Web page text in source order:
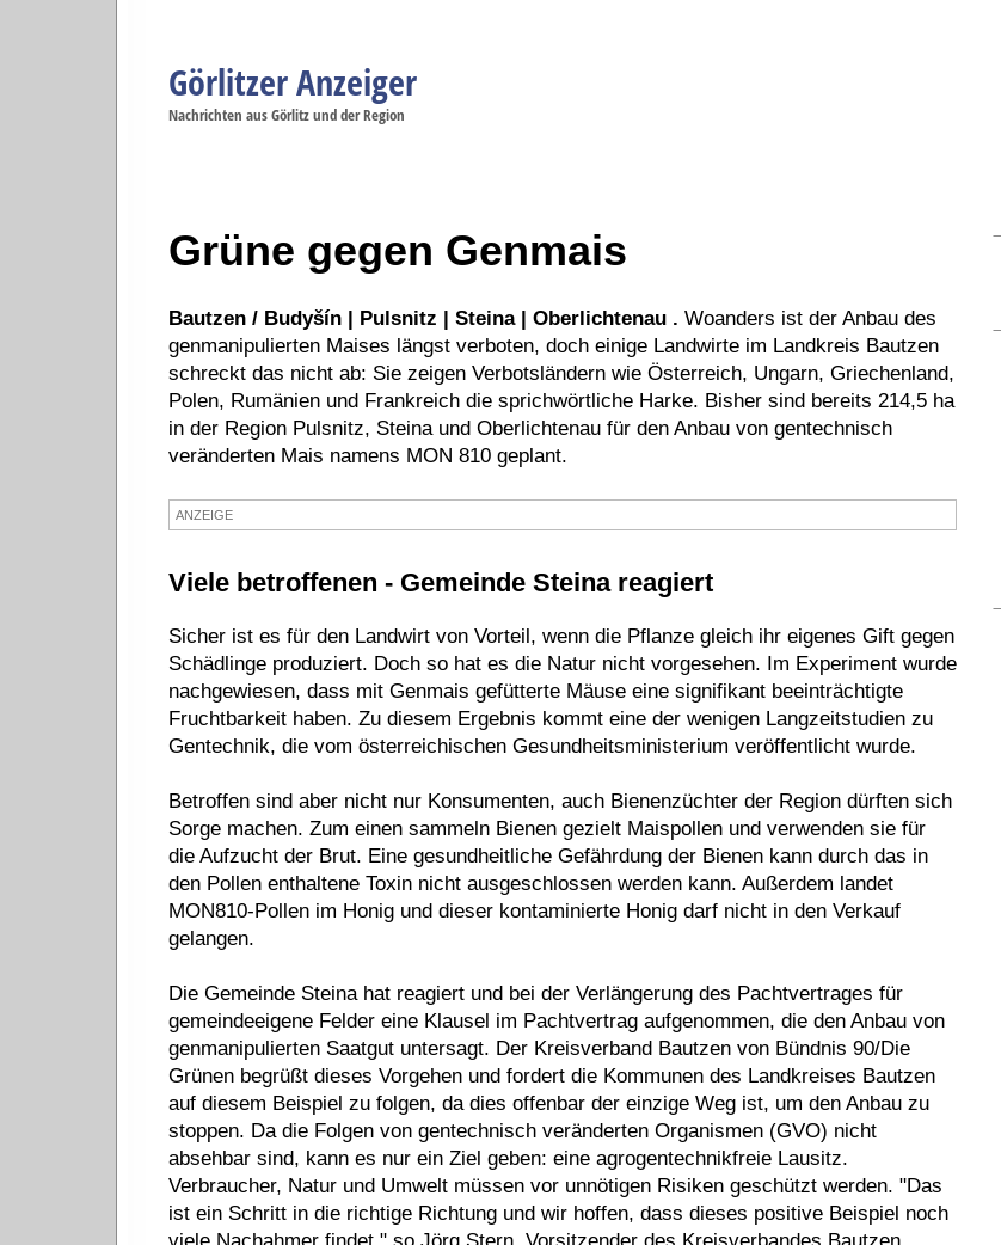
Görlitzer Anzeiger
Nachrichten aus Görlitz und der Region
Grüne gegen Genmais
Bautzen / Budyšín | Pulsnitz | Steina | Oberlichtenau . Woanders ist der Anbau des
genmanipulierten Maises längst verboten, doch einige Landwirte im Landkreis Bautzen
schreckt das nicht ab: Sie zeigen Verbotsländern wie Österreich, Ungarn, Griechenland,
Polen, Rumänien und Frankreich die sprichwörtliche Harke. Bisher sind bereits 214,5 ha
in der Region Pulsnitz, Steina und Oberlichtenau für den Anbau von gentechnisch
veränderten Mais namens MON 810 geplant.
ANZEIGE
Viele betroffenen - Gemeinde Steina reagiert
Sicher ist es für den Landwirt von Vorteil, wenn die Pflanze gleich ihr eigenes Gift gegen
Schädlinge produziert. Doch so hat es die Natur nicht vorgesehen. Im Experiment wurde
nachgewiesen, dass mit Genmais gefütterte Mäuse eine signifikant beeinträchtigte
Fruchtbarkeit haben. Zu diesem Ergebnis kommt eine der wenigen Langzeitstudien zu
Gentechnik, die vom österreichischen Gesundheitsministerium veröffentlicht wurde.
Betroffen sind aber nicht nur Konsumenten, auch Bienenzüchter der Region dürften sich
Sorge machen. Zum einen sammeln Bienen gezielt Maispollen und verwenden sie für
die Aufzucht der Brut. Eine gesundheitliche Gefährdung der Bienen kann durch das in
den Pollen enthaltene Toxin nicht ausgeschlossen werden kann. Außerdem landet
MON810-Pollen im Honig und dieser kontaminierte Honig darf nicht in den Verkauf
gelangen.
Die Gemeinde Steina hat reagiert und bei der Verlängerung des Pachtvertrages für
gemeindeeigene Felder eine Klausel im Pachtvertrag aufgenommen, die den Anbau von
genmanipulierten Saatgut untersagt. Der Kreisverband Bautzen von Bündnis 90/Die
Grünen begrüßt dieses Vorgehen und fordert die Kommunen des Landkreises Bautzen
auf diesem Beispiel zu folgen, da dies offenbar der einzige Weg ist, um den Anbau zu
stoppen. Da die Folgen von gentechnisch veränderten Organismen (GVO) nicht
absehbar sind, kann es nur ein Ziel geben: eine agrogentechnikfreie Lausitz.
Verbraucher, Natur und Umwelt müssen vor unnötigen Risiken geschützt werden. "Das
ist ein Schritt in die richtige Richtung und wir hoffen, dass dieses positive Beispiel noch